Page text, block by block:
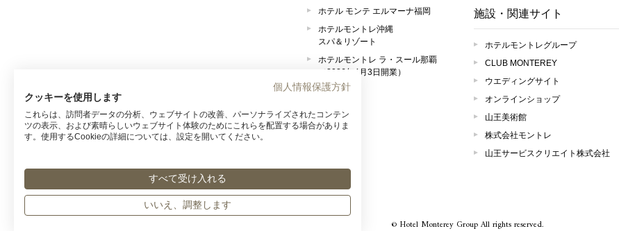
ホテル モンテ エルマーナ福岡
ホテルモントレ沖縄
スパ＆リゾート
ホテルモントレ ラ・スール那覇
（2026年4月3日開業）
施設・関連サイト
ホテルモントレグループ
CLUB MONTEREY
ウエディングサイト
オンラインショップ
山王美術館
株式会社モントレ
山王サービスクリエイト株式会社
© Hotel Monterey Group All rights reserved.
個人情報保護方針
クッキーを使用します
これらは、訪問者データの分析、ウェブサイトの改善、パーソナライズされたコンテン
ツの表示、および素晴らしいウェブサイト体験のためにこれらを配置する場合がありま
す。使用するCookieの詳細については、設定を開いてください。
すべて受け入れる
いいえ、調整します